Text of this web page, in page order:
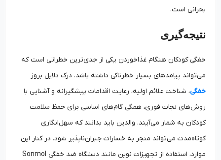
بحرانی است.
نتیجه‌گیری
خفگی کودکان هنگام غذاخوردن یکی از جدی‌ترین خطراتی است که
می‌تواند پیامدهای بسیار خطرناکی داشته باشد. درک دلایل بروز
خفگی، شناخت علائم اولیه، رعایت اقدامات پیشگیرانه و آشنایی با
روش‌های نجات فوری، همگی گام‌های اساسی برای حفظ سلامت
کودکان به شمار می‌آیند. والدین باید بدانند که سهل‌انگاری
کوتاه‌مدت می‌تواند منجر به خسارات جبران‌ناپذیر شود. در کنار این
موارد، استفاده از تجهیزات نوین مانند دستگاه ضد خفگی Sonmol